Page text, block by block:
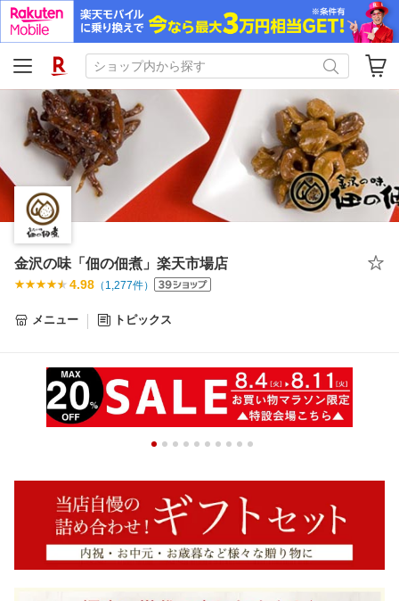
金沢の味「佃の佃煮」楽天市場店
4.98 （ 1,277件）
メニュー トピックス